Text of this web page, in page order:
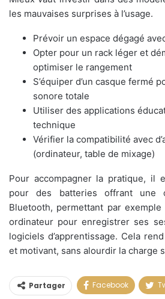
les mauvaises surprises à l’usage.
Prévoir un espace dégagé
Opter pour un rack léger et
optimiser le rangement
S’équiper d’un casque fermé
sonore totale
Utiliser des applications
technique
Vérifier la compatibilité avec
(ordinateur, table de mixage)
Pour accompagner la pratique, il
pour des batteries offrant une
Bluetooth, permettant par
ordinateur pour enregistrer ses
logiciels d’apprentissage. Cela
et motivant, sans alourdir la charge
Partager Facebook